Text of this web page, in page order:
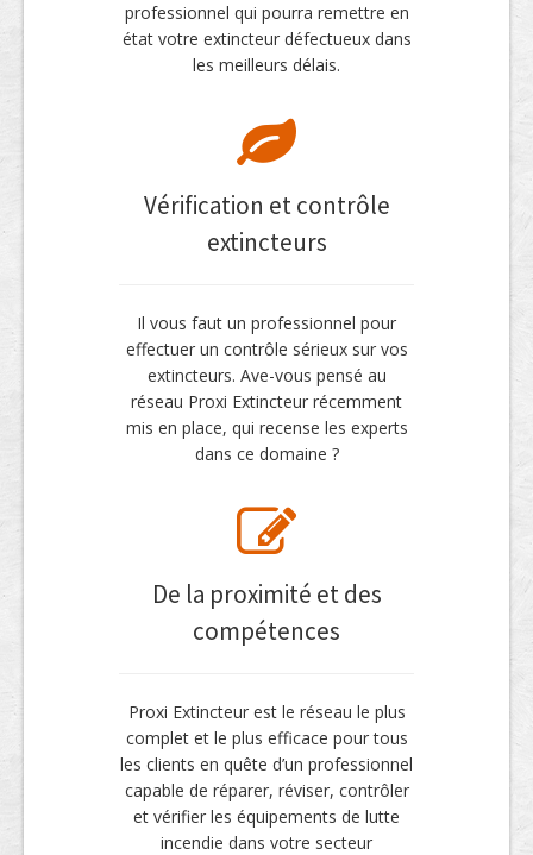
professionnel qui pourra remettre en
état votre extincteur défectueux dans
les meilleurs délais.
Vérification et contrôle
extincteurs
Il vous faut un professionnel pour
effectuer un contrôle sérieux sur vos
extincteurs. Ave-vous pensé au
réseau Proxi Extincteur récemment
mis en place, qui recense les experts
dans ce domaine ?
De la proximité et des
compétences
Proxi Extincteur est le réseau le plus
complet et le plus efficace pour tous
les clients en quête d’un professionnel
capable de réparer, réviser, contrôler
et vérifier les équipements de lutte
incendie dans votre secteur